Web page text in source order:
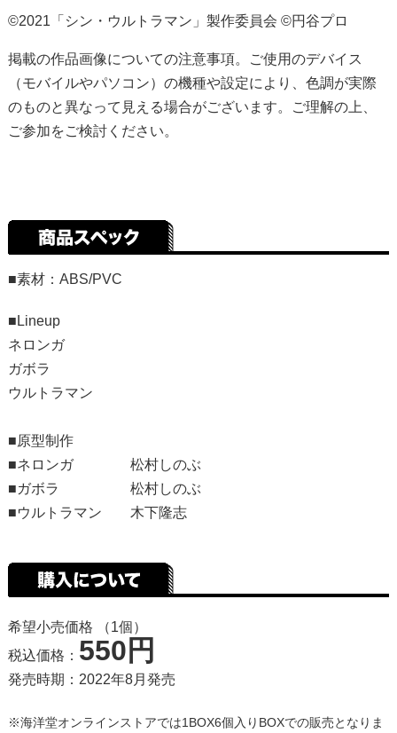
©2021「シン・ウルトラマン」製作委員会 ©円谷プロ
掲載の作品画像についての注意事項。ご使用のデバイス
（モバイルやパソコン）の機種や設定により、色調が実際
のものと異なって見える場合がございます。ご理解の上、
ご参加をご検討ください。
■素材：ABS/PVC
■Lineup
ネロンガ
ガボラ
ウルトラマン
■原型制作
■ネロンガ 松村しのぶ
■ガボラ 松村しのぶ
■ウルトラマン 木下隆志
希望小売価格 （1個）
税込価格： 550円
発売時期：2022年8月発売
※海洋堂オンラインストアでは1BOX6個入りBOXでの販売となりま